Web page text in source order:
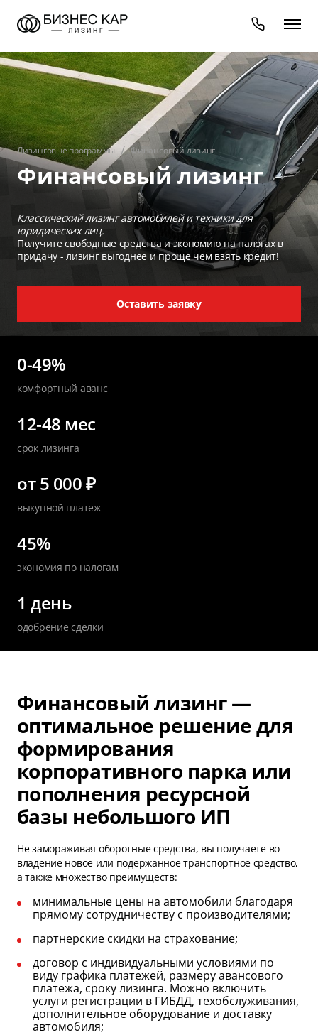
Лизинговые программы Финансовый лизинг
Финансовый лизинг
Классический лизинг автомобилей и техники для
юридических лиц.
Получите свободные средства и экономию на налогах в
придачу - лизинг выгоднее и проще чем взять кредит!
Оставить заявку
0-49%
комфортный аванс
12‑48 мес
срок лизинга
от 5 000 ₽
выкупной платеж
45%
экономия по налогам
1 день
одобрение сделки
Финансовый лизинг —
оптимальное решение для
формирования
корпоративного парка или
пополнения ресурсной
базы небольшого ИП
Не замораживая оборотные средства, вы получаете во
владение новое или подержанное транспортное средство,
а также множество преимуществ:
минимальные цены на автомобили благодаря
прямому сотрудничеству с производителями;
партнерские скидки на страхование;
договор с индивидуальными условиями по
виду графика платежей, размеру авансового
платежа, сроку лизинга. Можно включить
услуги регистрации в ГИБДД, техобслуживания,
дополнительное оборудование и доставку
автомобиля;